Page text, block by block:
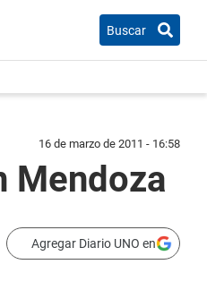
Buscar
16 de marzo de 2011 - 16:58
Mendoza
Agregar Diario UNO en